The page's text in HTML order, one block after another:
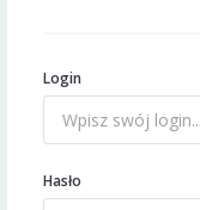
Login
Hasło